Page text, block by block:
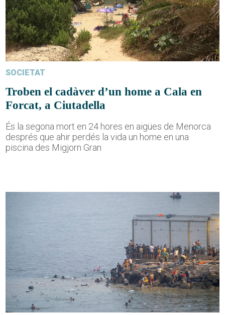
SOCIETAT
Troben el cadàver d’un home a Cala en
Forcat, a Ciutadella
És la segona mort en 24 hores en aigües de Menorca
després que ahir perdés la vida un home en una
piscina des Migjorn Gran